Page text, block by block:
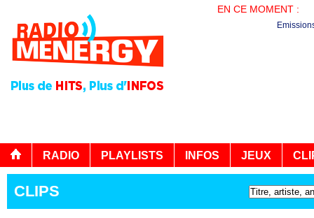
EN CE MOMENT :
RADIO PLAYLISTS INFOS JEUX
CLIPS